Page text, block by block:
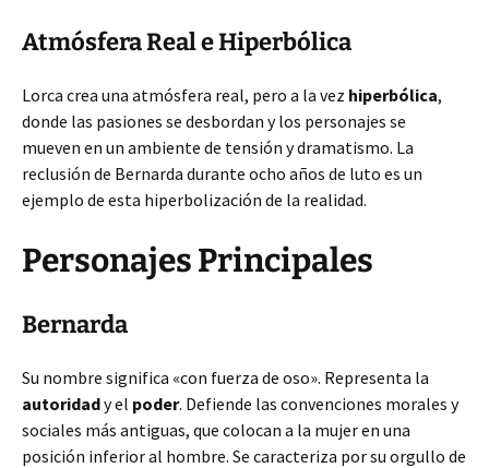
Atmósfera Real e Hiperbólica
Lorca crea una atmósfera real, pero a la vez hiperbólica,
donde las pasiones se desbordan y los personajes se
mueven en un ambiente de tensión y dramatismo. La
reclusión de Bernarda durante ocho años de luto es un
ejemplo de esta hiperbolización de la realidad.
Personajes Principales
Bernarda
Su nombre significa «con fuerza de oso». Representa la
autoridady el poder. Defiende las convenciones morales y
sociales más antiguas, que colocan a la mujer en una
posición inferior al hombre. Se caracteriza por su orgullo de